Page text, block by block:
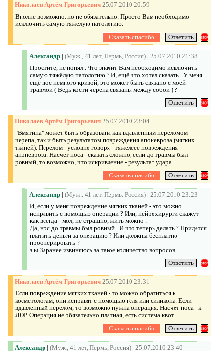
Николаев Артём Григорьевич 25.07.2010 20:59
Вполне возможно. но не обязательно. Просто Вам необходимо
исключить самую тяжёлую патологию.
Александр | (Муж., 41 лет, Пермь, Россия) | 25.07.2010 21:38
Простите, не понял . Что значит Вам необходимо исключить
самую тяжёлую патологию ? И, ещё что хотел сказать . У меня
ещё нос немного кривой, это может быть связано с моей
травмой ( Ведь кости черепа связаны между собой ) ?
Николаев Артём Григорьевич 25.07.2010 23:04
"Вмятина" может быть образована как вдавленным переломом
черепа, так и быть результатом повреждения апоневроза (мягких
тканей). Перелом - условно говоря - тяжелеее повреждения
апоневроза. Насчет носа - сказать сложно, если до травмы был
ровный, то возможно, что искривление - результат удара.
Александр | (Муж., 41 лет, Пермь, Россия) | 25.07.2010 23:23
И, если у меня повреждение мягких тканей - это можно
исправить с помощью операции ? Или, нейрохирурги скажут
как всегда - мол, не страшно, жить можно .
Да, нос до травмы был ровный . И что теперь делать ? Придется
платить деньги за операцию ? Или должны бесплатно
прооперировать ?
з.ы Заранее извиняюсь за такое количество вопросов .
Николаев Артём Григорьевич 25.07.2010 23:31
Если повреждение мягких тканей - то можно обратиться к
косметологам, они исправят с помощью геля или силикона. Если
вдавленный перелом, то возможно нужна операция. Насчет носа - к
ЛОР. Операция не обязательно платная, есть система квот.
Александр | (Муж., 41 лет, Пермь, Россия) | 25.07.2010 23:40